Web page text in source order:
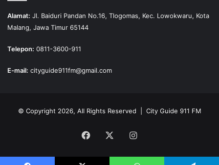
Alamat: Jl. Baiduri Pandan No.16, Tlogomas, Kec. Lowokwaru, Kota
Malang, Jawa Timur 65144
Telepon: 0811-3600-911
E-mail: cityguide911fm@gmail.com
© Copyright 2026, All Rights Reserved | City Guide 911 FM
Facebook Instagram